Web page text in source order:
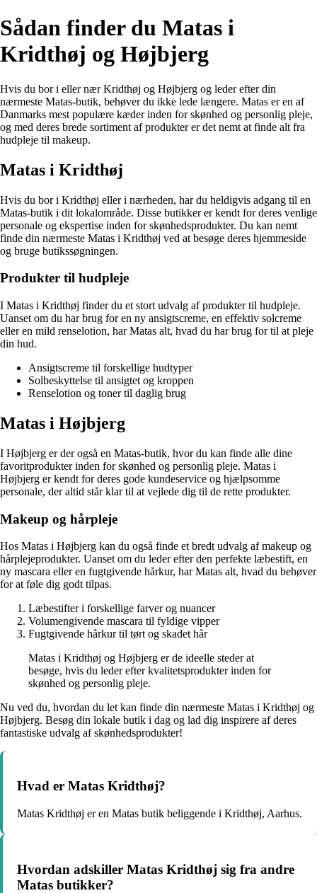
Sådan finder du Matas i
Kridthøj og Højbjerg
Hvis du bor i eller nær Kridthøj og Højbjerg og leder efter din
nærmeste Matas-butik, behøver du ikke lede længere. Matas er en af
Danmarks mest populære kæder inden for skønhed og personlig pleje,
og med deres brede sortiment af produkter er det nemt at finde alt fra
hudpleje til makeup.
Matas i Kridthøj
Hvis du bor i Kridthøj eller i nærheden, har du heldigvis adgang til en
Matas-butik i dit lokalområde. Disse butikker er kendt for deres venlige
personale og ekspertise inden for skønhedsprodukter. Du kan nemt
finde din nærmeste Matas i Kridthøj ved at besøge deres hjemmeside
og bruge butikssøgningen.
Produkter til hudpleje
I Matas i Kridthøj finder du et stort udvalg af produkter til hudpleje.
Uanset om du har brug for en ny ansigtscreme, en effektiv solcreme
eller en mild renselotion, har Matas alt, hvad du har brug for til at pleje
din hud.
Ansigtscreme til forskellige hudtyper
Solbeskyttelse til ansigtet og kroppen
Renselotion og toner til daglig brug
Matas i Højbjerg
I Højbjerg er der også en Matas-butik, hvor du kan finde alle dine
favoritprodukter inden for skønhed og personlig pleje. Matas i
Højbjerg er kendt for deres gode kundeservice og hjælpsomme
personale, der altid står klar til at vejlede dig til de rette produkter.
Makeup og hårpleje
Hos Matas i Højbjerg kan du også finde et bredt udvalg af makeup og
hårplejeprodukter. Uanset om du leder efter den perfekte læbestift, en
ny mascara eller en fugtgivende hårkur, har Matas alt, hvad du behøver
for at føle dig godt tilpas.
Læbestifter i forskellige farver og nuancer
Volumengivende mascara til fyldige vipper
Fugtgivende hårkur til tørt og skadet hår
Matas i Kridthøj og Højbjerg er de ideelle steder at
besøge, hvis du leder efter kvalitetsprodukter inden for
skønhed og personlig pleje.
Nu ved du, hvordan du let kan finde din nærmeste Matas i Kridthøj og
Højbjerg. Besøg din lokale butik i dag og lad dig inspirere af deres
fantastiske udvalg af skønhedsprodukter!
Hvad er Matas Kridthøj?
Matas Kridthøj er en Matas butik beliggende i Kridthøj, Aarhus.
Hvordan adskiller Matas Kridthøj sig fra andre
Matas butikker?